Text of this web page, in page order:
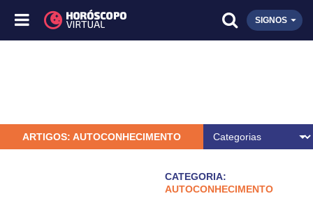
SIGNOS
ARTIGOS: AUTOCONHECIMENTO
CATEGORIA:
AUTOCONHECIMENTO